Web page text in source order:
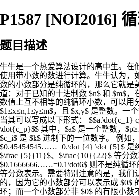
P1587 [NOI2016]
题目描述
牛牛是一个热爱算法设计的高中生。在
使用带小数的数进行计算。牛牛认为，
数的小数部分是纯循环的，那么它就是
道：对于已知的十进制数 $n$ 和 $m$，
数值上互不相等的纯循环小数，可以用
$1≤x≤n,1≤y≤m$，且 $x,y$ 是整数。一
当其可以写成以下形式： $$a.\dot{c_1}
\dot{c_p}$$ 其中，$a$ 是一个整数，
$c_i$ 是 $k$ 进制下的一位数字。 例如
$0.45454545……=0.\dot {4} \dot {5}$ 是
$\frac {5}{11}$、$\frac{10}{22}$ 等分数
$0.1666666……=0.1\dot6$ 则不是纯循环
等分数表示。需要特别注意的是，我们
的，因为它的小数部分可以表示成 $0$
环；而一个小数部分非 $0$ 的有限小数